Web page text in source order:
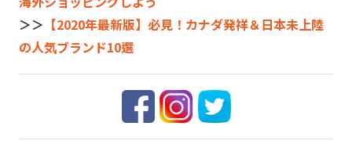
＞＞ 【2020年最新版】必見！カナダ発祥＆日本未上陸
の人気ブランド10選